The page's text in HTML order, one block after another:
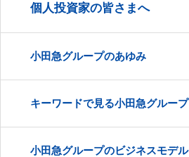
個人投資家の皆さまへ
小田急グループのあゆみ
キーワードで見る小田急グループ
小田急グループのビジネスモデル